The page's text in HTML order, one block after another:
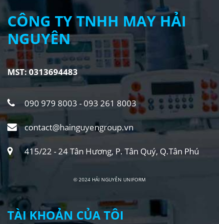
CÔNG TY TNHH MAY HẢI
NGUYÊN
MST: 0313694483
090 979 8003 - 093 261 8003
contact@hainguyengroup.vn
415/22 - 24 Tân Hương, P. Tân Quý, Q.Tân Phú
© 2024 HẢI NGUYÊN UNIFORM
TÀI KHOẢN CỦA TÔI